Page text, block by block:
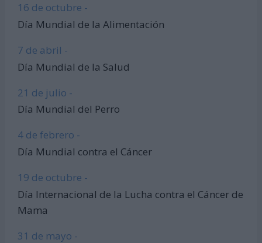
16 de octubre -
Día Mundial de la Alimentación
7 de abril -
Día Mundial de la Salud
21 de julio -
Día Mundial del Perro
4 de febrero -
Día Mundial contra el Cáncer
19 de octubre -
Día Internacional de la Lucha contra el Cáncer de
Mama
31 de mayo -